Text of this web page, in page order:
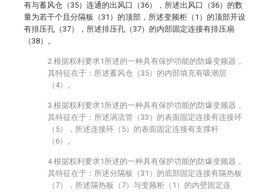
有与蓄风仓（35）连通的出风口（36），所述出风口（36）的数
量为若干个且分隔板（31）的顶部，所述变频柜（1）的顶部开设
有排压孔（37），所述排压孔（37）的内部固定连接有排压扇
（38）。
2.根据权利要求1所述的一种具有保护功能的防爆变频器，
其特征在于：所述蓄风仓（35）的内部填充有吸潮层
（4）。
3.根据权利要求1所述的一种具有保护功能的防爆变频器，
其特征在于：所述涡流管（33）的表面固定连接有连接环
（5），所述连接环（5）的表面固定连接有支撑杆
（6）。
4.根据权利要求1所述的一种具有保护功能的防爆变频器，
其特征在于：所述分隔板（31）的底部固定连接有隔热板
（7），所述隔热板（7）与变频柜（1）的内壁固定连